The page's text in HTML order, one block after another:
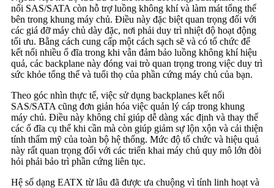
nối SAS/SATA còn hỗ trợ luồng không khí và làm mát tổng thể
bên trong khung máy chủ. Điều này đặc biệt quan trọng đối với
các giá đỡ máy chủ dày đặc, nơi phải duy trì nhiệt độ hoạt động
tối ưu. Bằng cách cung cấp một cách sạch sẽ và có tổ chức để
kết nối nhiều ổ đĩa trong khi vẫn đảm bảo luồng không khí hiệu
quả, các backplane này đóng vai trò quan trọng trong việc duy trì
sức khỏe tổng thể và tuổi thọ của phần cứng máy chủ của bạn.
Theo góc nhìn thực tế, việc sử dụng backplanes kết nối
SAS/SATA cũng đơn giản hóa việc quản lý cáp trong khung
máy chủ. Điều này không chỉ giúp dễ dàng xác định và thay thế
các ổ đĩa cụ thể khi cần mà còn giúp giảm sự lộn xộn và cải thiện
tính thẩm mỹ của toàn bộ hệ thống. Mức độ tổ chức và hiệu quả
này rất quan trọng đối với các triển khai máy chủ quy mô lớn đòi
hỏi phải bảo trì phần cứng liên tục.
Hệ số dạng EATX từ lâu đã được ưa chuộng vì tính linh hoạt và